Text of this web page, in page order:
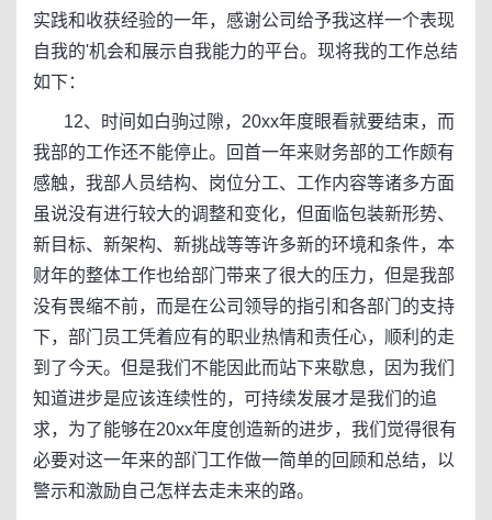
实践和收获经验的一年，感谢公司给予我这样一个表现
自我的'机会和展示自我能力的平台。现将我的工作总结
如下：
12、时间如白驹过隙，20xx年度眼看就要结束，而
我部的工作还不能停止。回首一年来财务部的工作颇有
感触，我部人员结构、岗位分工、工作内容等诸多方面
虽说没有进行较大的调整和变化，但面临包装新形势、
新目标、新架构、新挑战等等许多新的环境和条件，本
财年的整体工作也给部门带来了很大的压力，但是我部
没有畏缩不前，而是在公司领导的指引和各部门的支持
下，部门员工凭着应有的职业热情和责任心，顺利的走
到了今天。但是我们不能因此而站下来歇息，因为我们
知道进步是应该连续性的，可持续发展才是我们的追
求，为了能够在20xx年度创造新的进步，我们觉得很有
必要对这一年来的部门工作做一简单的回顾和总结，以
警示和激励自己怎样去走未来的路。